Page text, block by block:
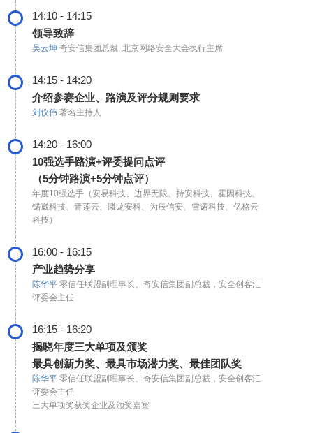
14:10 - 14:15
领导致辞
吴云坤奇安信集团总裁, 北京网络安全大会执行主席
14:15 - 14:20
介绍参赛企业、路演及评分规则要求
刘仪伟著名主持人
14:20 - 16:00
10强选手路演+评委提问点评
（5分钟路演+5分钟点评）
年度10强选手（安易科技、边界无限、持安科技、霍因科技、
锘崴科技、青莲云、螣龙安科、为辰信安、雪诺科技、亿格云
科技）
16:00 - 16:15
产业趋势分享
陈华平零信任联盟副理事长、奇安信集团副总裁，安全创客汇
评委会主任
16:15 - 16:20
揭晓年度三大单项及颁奖
最具创新力奖、最具市场潜力奖、最佳团队奖
陈华平零信任联盟副理事长、奇安信集团副总裁，安全创客汇
评委会主任
三大单项奖获奖企业及颁奖嘉宾